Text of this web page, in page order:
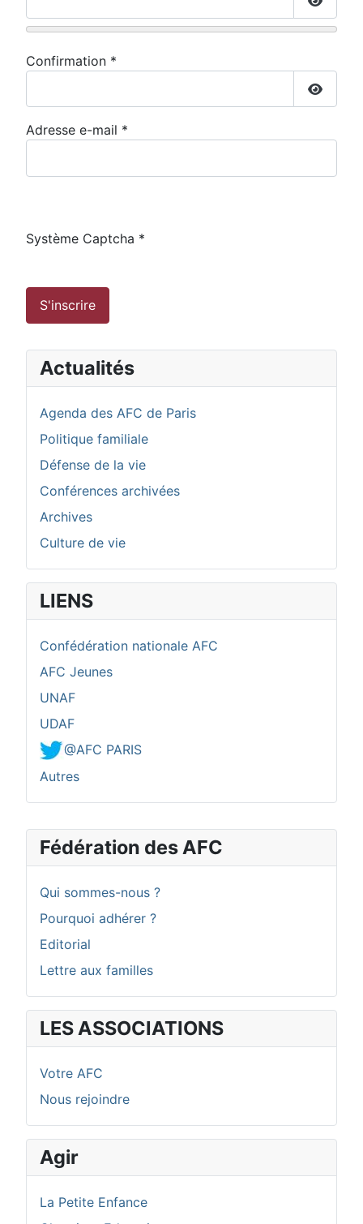
Fédération des AFC
Qui sommes-nous ?
Pourquoi adhérer ?
Editorial
Lettre aux familles
LES ASSOCIATIONS
Votre AFC
Nous rejoindre
Agir
La Petite Enfance
Confirmation *
Adresse e-mail *
Système Captcha *
S'inscrire
Actualités
Agenda des AFC de Paris
Politique familiale
Défense de la vie
Conférences archivées
Archives
Culture de vie
LIENS
Confédération nationale AFC
AFC Jeunes
UNAF
UDAF
@AFC PARIS
Autres